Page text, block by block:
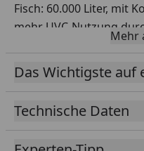
Fisch: 60.000 Liter, mit
mehr UVC-Nutzung
dadurch sparsamer im
Ergebnis. Rotierende
Ausrichtungper
Durchmesser 25/32/
Mehr
Das Wichtigste auf
Technische Daten